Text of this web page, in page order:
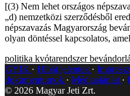
[(3) Nem lehet országos
„d) nemzetközi szerződésből
népszavazás Magyarország
olyan döntéssel kapcsolatos,
politika kvótarendszer
GYIK
Hibát jelentek
dokumentumok
Médiaajánlat
© 2026 Magyar Jeti Zrt.